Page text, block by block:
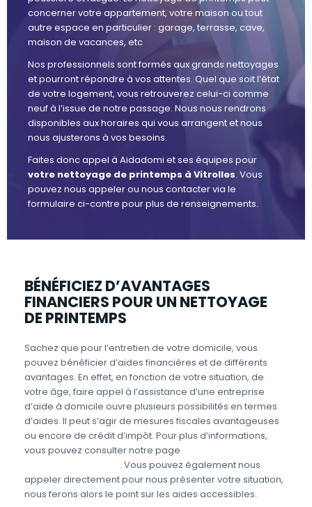
concerner votre appartement, votre maison ou tout
autre espace en particulier : garage, terrasse, cave,
maison de vacances, etc
Nos professionnels sont formés aux grands nettoyages
et pourront répondre à vos attentes. Quel que soit l’état
de votre logement, vous retrouverez celui-ci comme
neuf à l’issue de notre passage. Nous nous rendrons
disponibles aux horaires qui vous arrangent et nous
nous ajusterons à vos besoins.
Faites donc appel à Aidadomi et ses équipes pour
votre nettoyage de printemps à Vitrolles. Vous
pouvez nous appeler ou nous contacter via le
formulaire ci-contre pour plus de renseignements.
BÉNÉFICIEZ D’AVANTAGES
FINANCIERS POUR UN NETTOYAGE
DE PRINTEMPS
Sachez que pour l’entretien de votre domicile, vous
pouvez bénéficier d’aides financières et de différents
avantages. En effet, en fonction de votre situation, de
votre âge, faire appel à l’assistance d’une entreprise
d’aide à domicile ouvre plusieurs possibilités en termes
d’aides. Il peut s’agir de mesures fiscales avantageuses
ou encore de crédit d’impôt. Pour plus d’informations,
vous pouvez consulter notre page
. Vous pouvez également nous
appeler directement pour nous présenter votre situation,
nous ferons alors le point sur les aides accessibles.